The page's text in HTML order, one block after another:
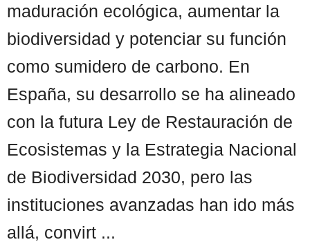
maduración ecológica, aumentar la
biodiversidad y potenciar su función
como sumidero de carbono. En
España, su desarrollo se ha alineado
con la futura Ley de Restauración de
Ecosistemas y la Estrategia Nacional
de Biodiversidad 2030, pero las
instituciones avanzadas han ido más
allá, convirt ...